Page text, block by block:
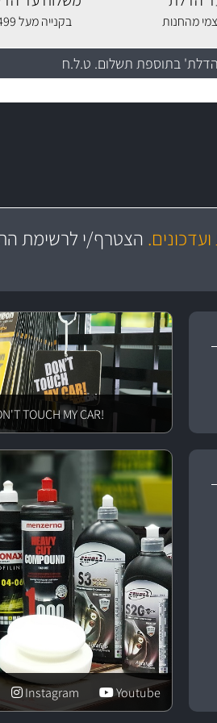
מהחנות בקנייה מעל 499 שקלים
בתוספת תשלום. ט.ל.ח
מקצועיות
ושירות מצויין
הצטרף/י לרשימת
!DON'T TOUCH MY CAR
Youtube
Instagram